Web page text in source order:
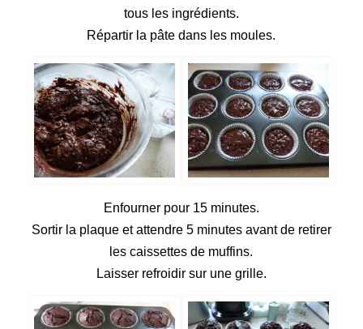
tous les ingrédients.
Répartir la pâte dans les moules.
Enfourner pour 15 minutes.
Sortir la plaque et attendre 5 minutes avant de retirer
les caissettes de muffins.
Laisser refroidir sur une grille.